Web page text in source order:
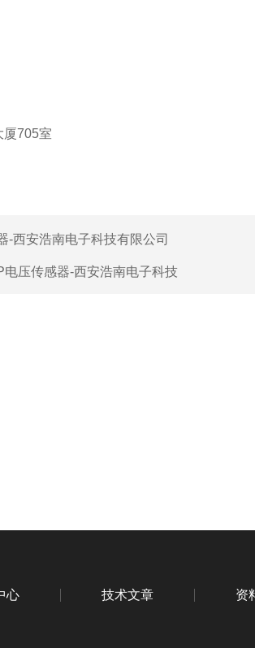
厦705室
-西安浩南电子科技有限公司
电压传感器-西安浩南电子科技
心 技术文章 资